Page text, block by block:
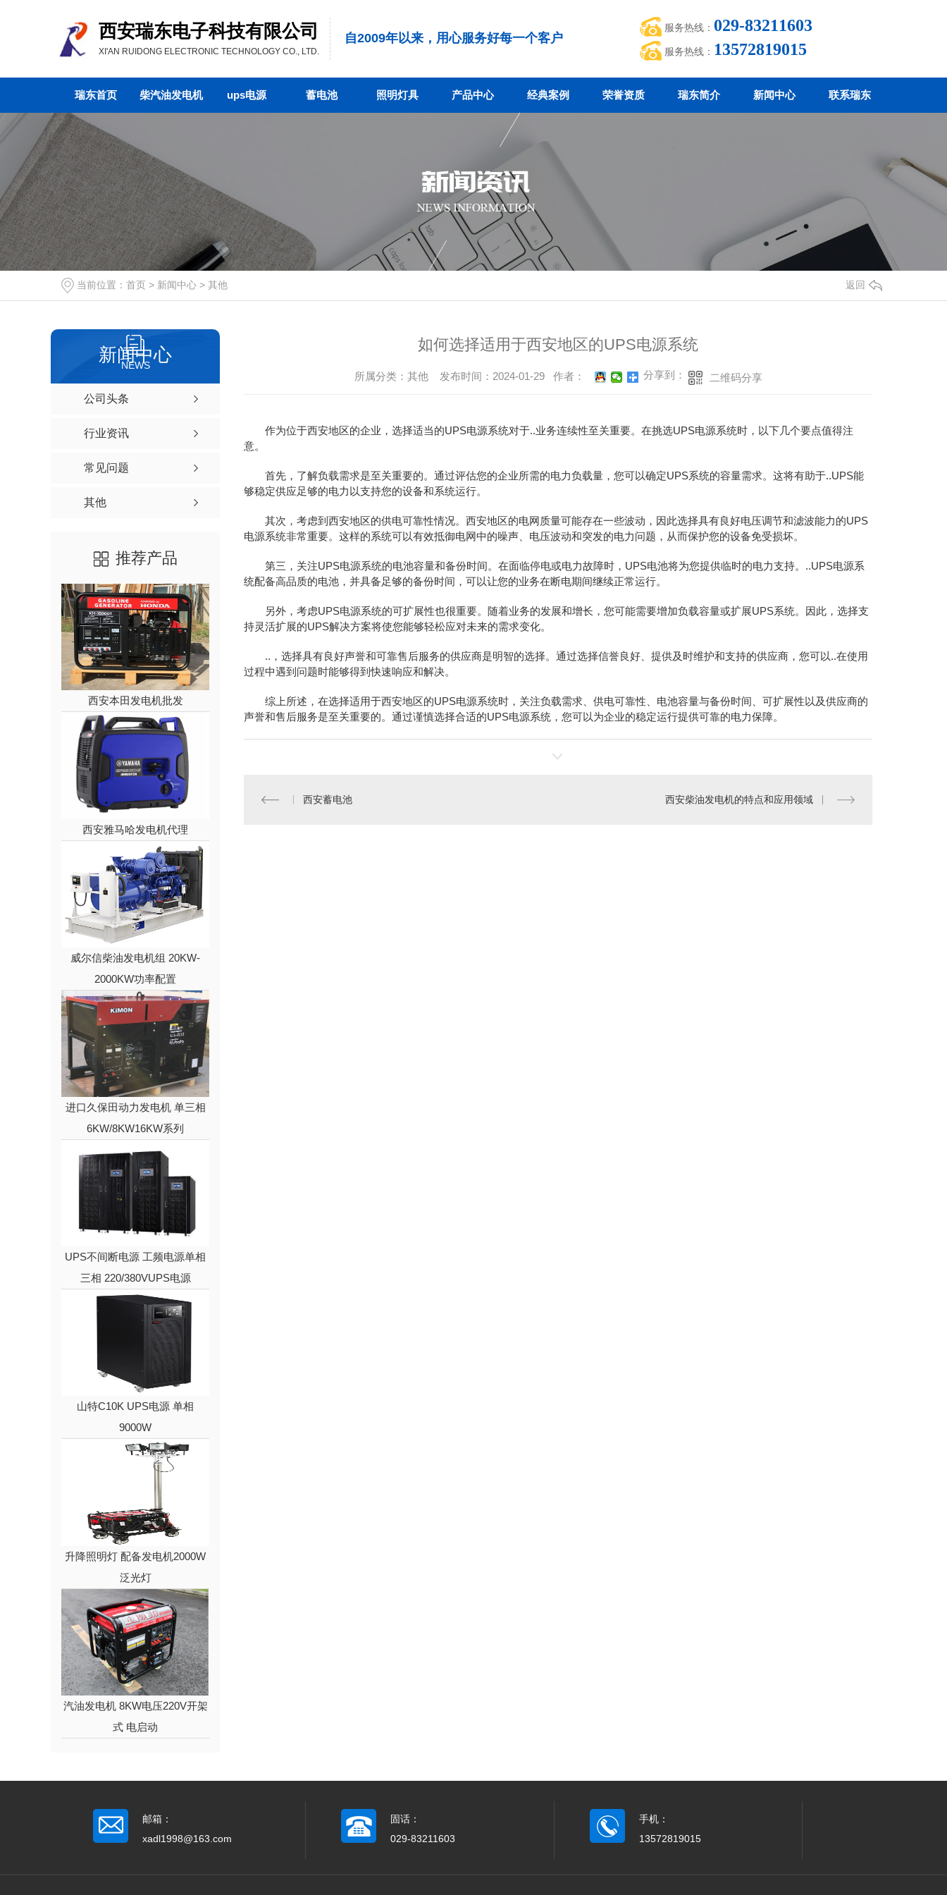
西安瑞东电子科技有限公司
XI'AN RUIDONG ELECTRONIC TECHNOLOGY CO., LTD.
自2009年以来，用心服务好每一个客户
服务热线： 029-83211603
服务热线： 13572819015
瑞东首页 柴汽油发电机 ups电源 蓄电池 照明灯具 产品中心 经典案例 荣誉资质 瑞东简介 新闻中心 联系瑞东
当前位置： 首页 > 新闻中心 > 其他 返回
新闻中心
NEWS
公司头条
行业资讯
常见问题
其他
推荐产品
西安本田发电机批发
西安雅马哈发电机代理
威尔信柴油发电机组 20KW-
2000KW功率配置
进口久保田动力发电机 单三相
6KW/8KW16KW系列
UPS不间断电源 工频电源单相
三相 220/380VUPS电源
山特C10K UPS电源 单相
9000W
升降照明灯 配备发电机2000W
泛光灯
汽油发电机 8KW电压220V开架
式 电启动
如何选择适用于西安地区的UPS电源系统
所属分类：其他 发布时间：2024-01-29 作者： 分享到： 二维码分享
作为位于西安地区的企业，选择适当的UPS电源系统对于..业务连续性至关重要。在挑选UPS电源系统时，以下几个要点值得注
意。
首先，了解负载需求是至关重要的。通过评估您的企业所需的电力负载量，您可以确定UPS系统的容量需求。这将有助于..UPS能
够稳定供应足够的电力以支持您的设备和系统运行。
其次，考虑到西安地区的供电可靠性情况。西安地区的电网质量可能存在一些波动，因此选择具有良好电压调节和滤波能力的UPS
电源系统非常重要。这样的系统可以有效抵御电网中的噪声、电压波动和突发的电力问题，从而保护您的设备免受损坏。
第三，关注UPS电源系统的电池容量和备份时间。在面临停电或电力故障时，UPS电池将为您提供临时的电力支持。..UPS电源系
统配备高品质的电池，并具备足够的备份时间，可以让您的业务在断电期间继续正常运行。
另外，考虑UPS电源系统的可扩展性也很重要。随着业务的发展和增长，您可能需要增加负载容量或扩展UPS系统。因此，选择支
持灵活扩展的UPS解决方案将使您能够轻松应对未来的需求变化。
..，选择具有良好声誉和可靠售后服务的供应商是明智的选择。通过选择信誉良好、提供及时维护和支持的供应商，您可以..在使用
过程中遇到问题时能够得到快速响应和解决。
综上所述，在选择适用于西安地区的UPS电源系统时，关注负载需求、供电可靠性、电池容量与备份时间、可扩展性以及供应商的
声誉和售后服务是至关重要的。通过谨慎选择合适的UPS电源系统，您可以为企业的稳定运行提供可靠的电力保障。
西安蓄电池 西安柴油发电机的特点和应用领域
邮箱：
xadl1998@163.com
固话：
029-83211603
手机：
13572819015